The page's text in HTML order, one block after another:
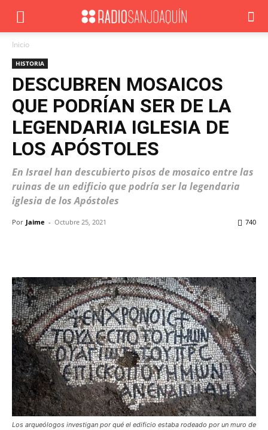
Inicio
HISTORIA
DESCUBREN MOSAICOS
QUE PODRÍAN SER DE LA
LEGENDARIA IGLESIA DE
LOS APÓSTOLES
En Israel han descubierto pisos de mosaico entre las
ruinas de un edificio que podría ser la legendaria
iglesia de los Apóstoles
Por Jaime - Octubre 25, 2021 740
Los arqueólogos investigan por qué el edificio estaba rodeado por un muro de